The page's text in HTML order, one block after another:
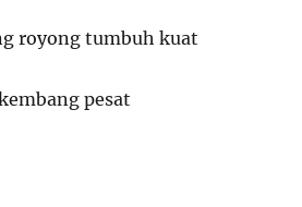
royong tumbuh kuat
pesat